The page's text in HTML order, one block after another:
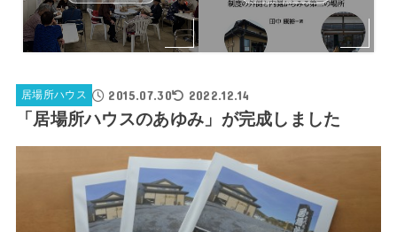
居場所ハウス 2015.07.30 2022.12.14
「居場所ハウスのあゆみ」が完成しました